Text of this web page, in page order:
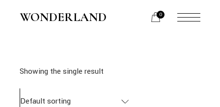
WONDERLAND 0
Showing the single result
Default sorting